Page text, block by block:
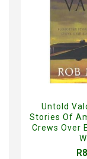
Untold
Stories Of
Crews Over